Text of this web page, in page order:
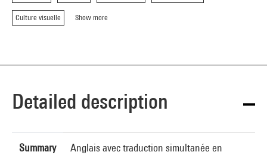
Culture visuelle Show more
Detailed description
Summary
Anglais avec traduction simultanée en